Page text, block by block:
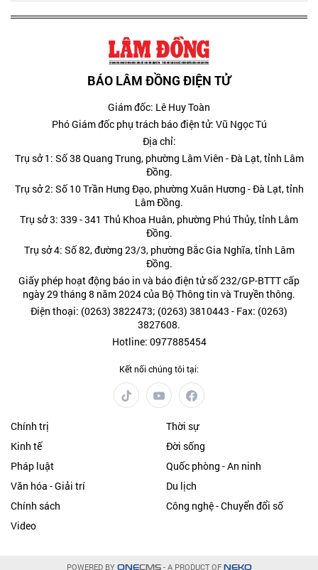
BÁO LÂM ĐỒNG ĐIỆN TỬ
Giám đốc: Lê Huy Toàn
Phó Giám đốc phụ trách báo điện tử: Vũ Ngọc Tú
Địa chỉ:
Trụ sở 1: Số 38 Quang Trung, phường Lâm Viên - Đà Lạt, tỉnh Lâm
Đồng.
Trụ sở 2: Số 10 Trần Hưng Đạo, phường Xuân Hương - Đà Lạt, tỉnh
Lâm Đồng.
Trụ sở 3: 339 - 341 Thủ Khoa Huân, phường Phú Thủy, tỉnh Lâm
Đồng.
Trụ sở 4: Số 82, đường 23/3, phường Bắc Gia Nghĩa, tỉnh Lâm
Đồng.
Giấy phép hoạt động báo in và báo điện tử số 232/GP-BTTT cấp
ngày 29 tháng 8 năm 2024 của Bộ Thông tin và Truyền thông.
Điện thoại: (0263) 3822473; (0263) 3810443 - Fax: (0263)
3827608.
Hotline: 0977885454
Kết nối chúng tôi tại:
Chính trị
Thời sự
Kinh tế
Đời sống
Pháp luật
Quốc phòng - An ninh
Văn hóa - Giải trí
Du lịch
Chính sách
Công nghệ - Chuyển đổi số
Video
POWERED BY ONECMS- A PRODUCT OF NEKO